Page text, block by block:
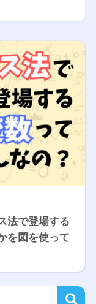
法で登場する
を図を使って